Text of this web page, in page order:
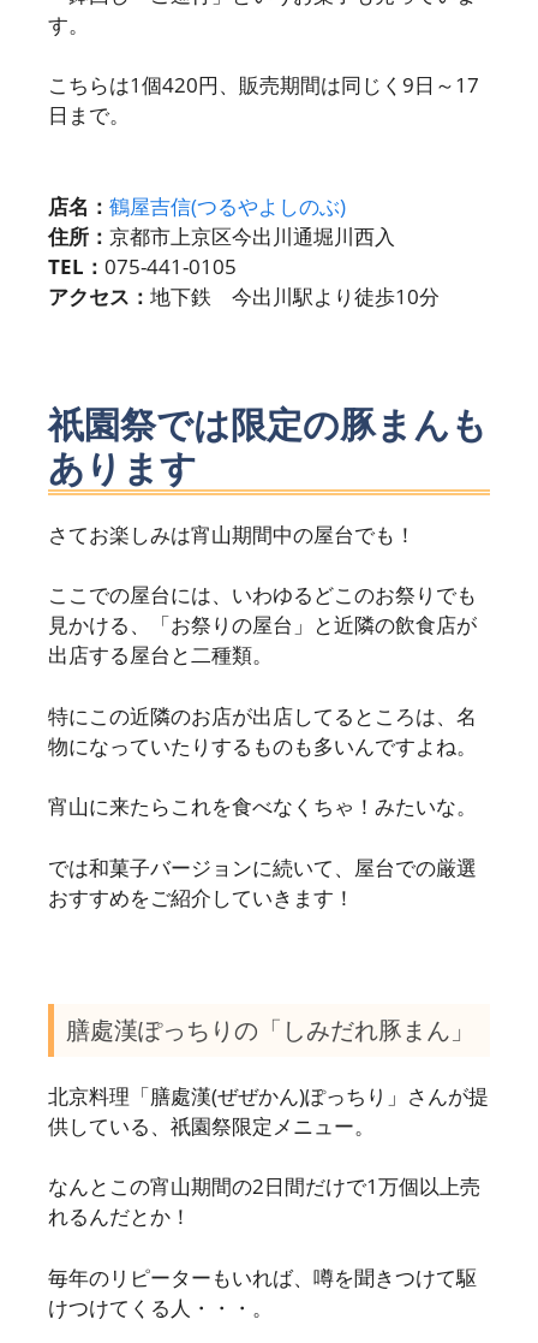
す。
こちらは1個420円、販売期間は同じく9日～17
日まで。
店名： 鶴屋吉信(つるやよしのぶ)
住所： 京都市上京区今出川通堀川西入
TEL： 075-441-0105
アクセス： 地下鉄 今出川駅より徒歩10分
祇園祭では限定の豚まんも
あります
さてお楽しみは宵山期間中の屋台でも！
ここでの屋台には、いわゆるどこのお祭りでも
見かける、「お祭りの屋台」と近隣の飲食店が
出店する屋台と二種類。
特にこの近隣のお店が出店してるところは、名
物になっていたりするものも多いんですよね。
宵山に来たらこれを食べなくちゃ！みたいな。
では和菓子バージョンに続いて、屋台での厳選
おすすめをご紹介していきます！
膳處漢ぽっちりの「しみだれ豚まん」
北京料理「膳處漢(ぜぜかん)ぽっちり」さんが提
供している、祇園祭限定メニュー。
なんとこの宵山期間の2日間だけで1万個以上売
れるんだとか！
毎年のリピーターもいれば、噂を聞きつけて駆
けつけてくる人・・・。